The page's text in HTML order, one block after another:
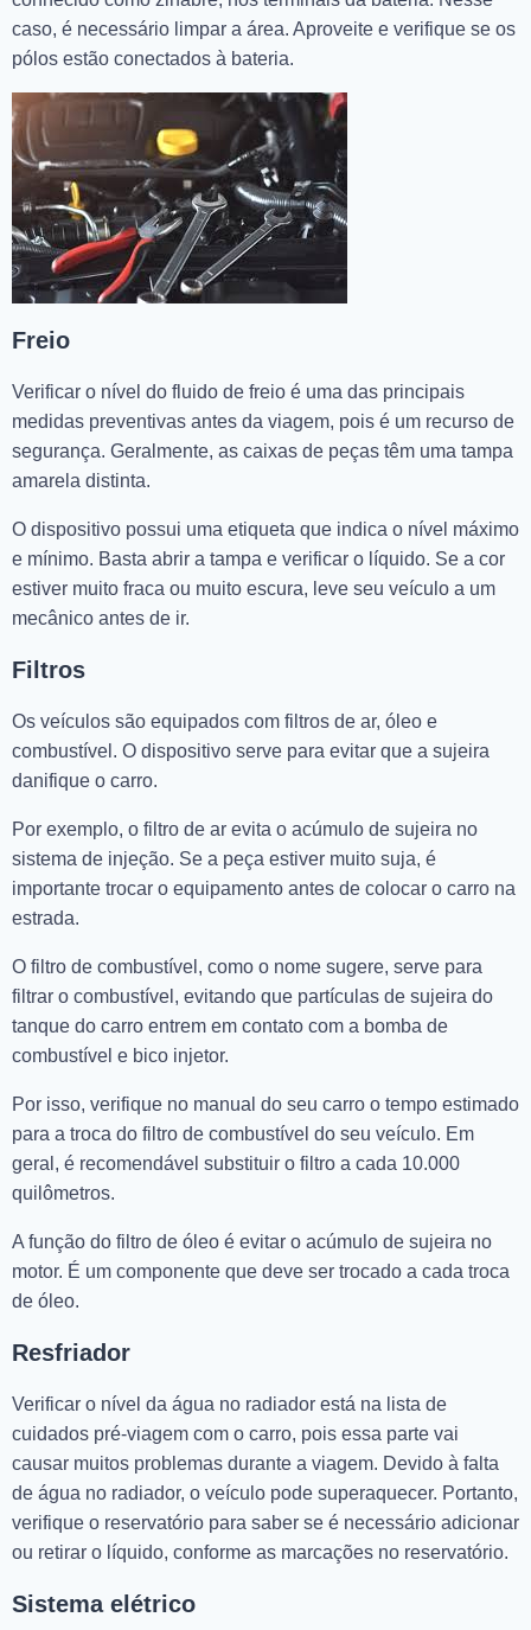
caso, é necessário limpar a área. Aproveite e verifique se os
pólos estão conectados à bateria.
Freio
Verificar o nível do fluido de freio é uma das principais
medidas preventivas antes da viagem, pois é um recurso de
segurança. Geralmente, as caixas de peças têm uma tampa
amarela distinta.
O dispositivo possui uma etiqueta que indica o nível máximo
e mínimo. Basta abrir a tampa e verificar o líquido. Se a cor
estiver muito fraca ou muito escura, leve seu veículo a um
mecânico antes de ir.
Filtros
Os veículos são equipados com filtros de ar, óleo e
combustível. O dispositivo serve para evitar que a sujeira
danifique o carro.
Por exemplo, o filtro de ar evita o acúmulo de sujeira no
sistema de injeção. Se a peça estiver muito suja, é
importante trocar o equipamento antes de colocar o carro na
estrada.
O filtro de combustível, como o nome sugere, serve para
filtrar o combustível, evitando que partículas de sujeira do
tanque do carro entrem em contato com a bomba de
combustível e bico injetor.
Por isso, verifique no manual do seu carro o tempo estimado
para a troca do filtro de combustível do seu veículo. Em
geral, é recomendável substituir o filtro a cada 10.000
quilômetros.
A função do filtro de óleo é evitar o acúmulo de sujeira no
motor. É um componente que deve ser trocado a cada troca
de óleo.
Resfriador
Verificar o nível da água no radiador está na lista de
cuidados pré-viagem com o carro, pois essa parte vai
causar muitos problemas durante a viagem. Devido à falta
de água no radiador, o veículo pode superaquecer. Portanto,
verifique o reservatório para saber se é necessário adicionar
ou retirar o líquido, conforme as marcações no reservatório.
Sistema elétrico